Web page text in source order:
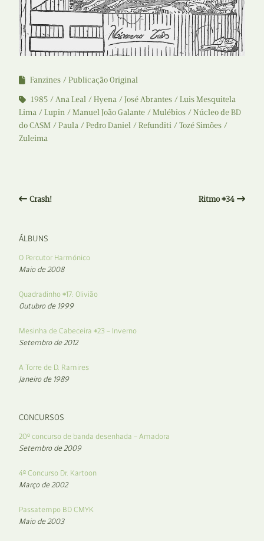
Fanzines
Publicação Original
1985
Ana Leal Hyena José Abrantes
Luis Mesquitela
Lima
Lupin Manuel João Galante Mulébios
Núcleo de BD
do CASM
Paula Pedro Daniel Refunditi
Tozé Simões
Zuleima
Crash! Ritmo #34
ÁLBUNS
O Percutor Harmónico
Maio de 2008
Quadradinho #17: Olivião
Outubro de 1999
Mesinha de Cabeceira #23 – Inverno
Setembro de 2012
A Torre de D. Ramires
Janeiro de 1989
CONCURSOS
20º concurso de banda desenhada – Amadora
Setembro de 2009
4º Concurso Dr. Kartoon
Março de 2002
Passatempo BD CMYK
Maio de 2003